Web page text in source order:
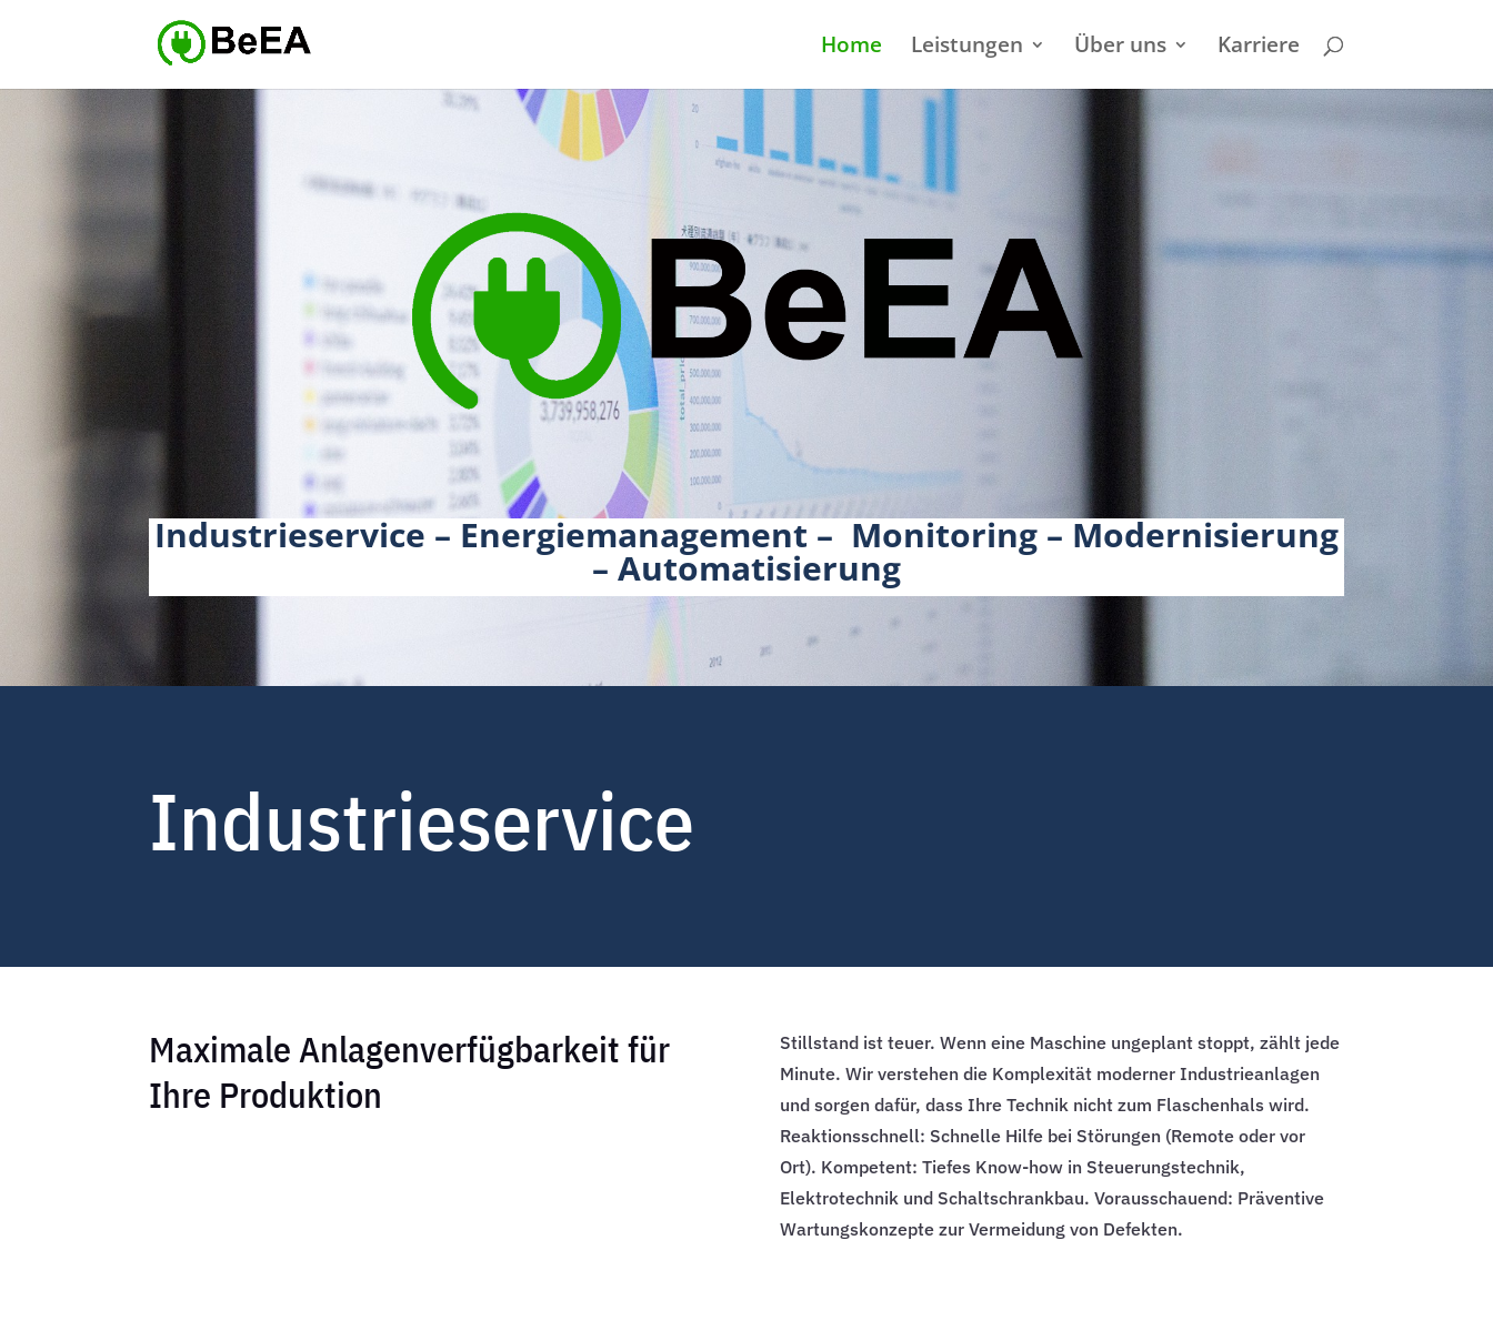
Home Leistungen Über uns Karriere
Industrieservice – Energiemanagement – Monitoring – Modernisierung
– Automatisierung
Industrieservice
Maximale Anlagenverfügbarkeit für
Ihre Produktion
Stillstand ist teuer. Wenn eine Maschine ungeplant stoppt, zählt jede
Minute. Wir verstehen die Komplexität moderner Industrieanlagen
und sorgen dafür, dass Ihre Technik nicht zum Flaschenhals wird.
Reaktionsschnell: Schnelle Hilfe bei Störungen (Remote oder vor
Ort). Kompetent: Tiefes Know-how in Steuerungstechnik,
Elektrotechnik und Schaltschrankbau. Vorausschauend: Präventive
Wartungskonzepte zur Vermeidung von Defekten.